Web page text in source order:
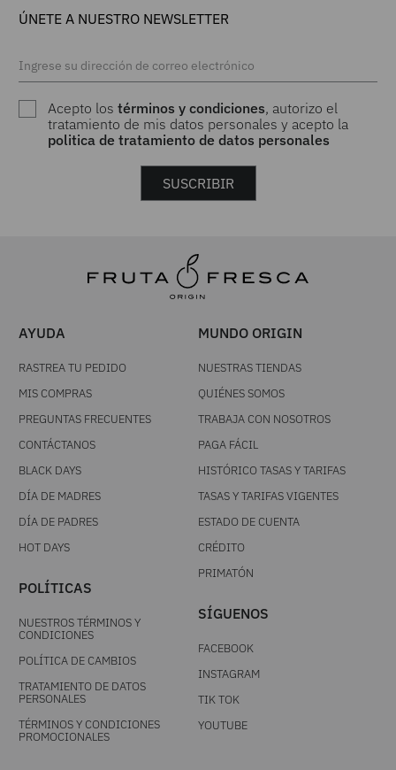
ÚNETE A NUESTRO NEWSLETTER
Acepto lostérminos y condiciones, autorizo el
tratamiento de mis datos personales y acepto la
politica de tratamiento de datos personales
SUSCRIBIR
AYUDA
RASTREA TU PEDIDO
MIS COMPRAS
PREGUNTAS FRECUENTES
CONTÁCTANOS
BLACK DAYS
DÍA DE MADRES
DÍA DE PADRES
HOT DAYS
POLÍTICAS
NUESTROS TÉRMINOS Y
CONDICIONES
POLÍTICA DE CAMBIOS
TRATAMIENTO DE DATOS
PERSONALES
TÉRMINOS Y CONDICIONES
PROMOCIONALES
MUNDO ORIGIN
NUESTRAS TIENDAS
QUIÉNES SOMOS
TRABAJA CON NOSOTROS
PAGA FÁCIL
HISTÓRICO TASAS Y TARIFAS
TASAS Y TARIFAS VIGENTES
ESTADO DE CUENTA
CRÉDITO
PRIMATÓN
SÍGUENOS
FACEBOOK
INSTAGRAM
TIK TOK
YOUTUBE